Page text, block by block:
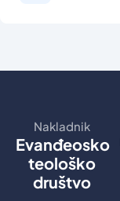
Nakladnik
Evanđeosko
teološko
društvo